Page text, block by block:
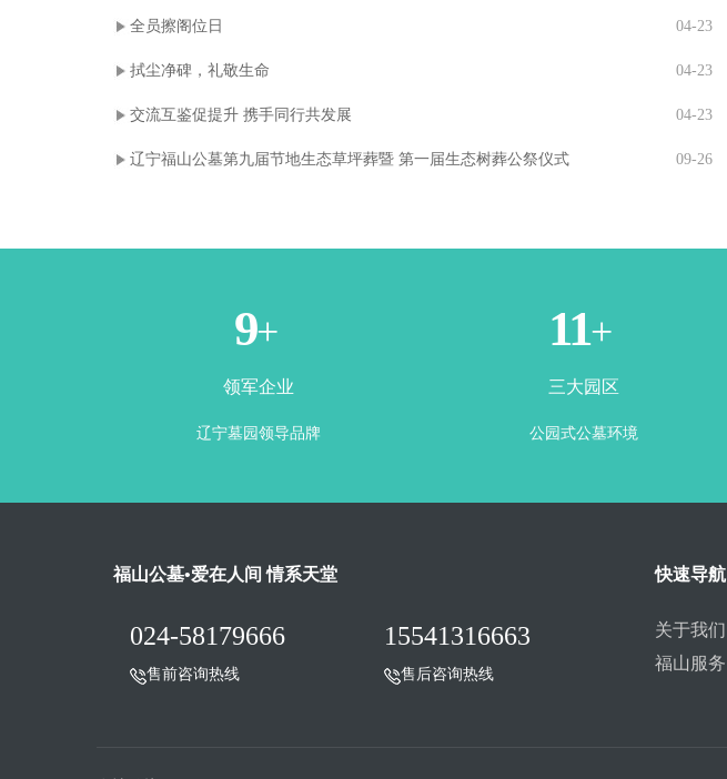
04-23
全员擦阁位日
04-23
拭尘净碑，礼敬生命
04-23
交流互鉴促提升 携手同行共发展
09-26
辽宁福山公墓第九届节地生态草坪葬暨 第一届生态树葬公祭仪式
1+
领军企业
辽宁墓园领导品牌
3+
三大园区
公园式公墓环境
福山公墓•爱在人间 情系天堂
024-58179666
售前咨询热线
15541316663
售后咨询热线
快速导航
关于我们
福山服务